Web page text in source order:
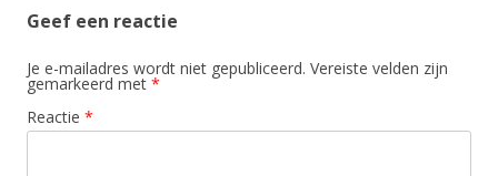
Geef een reactie
Je e-mailadres wordt niet gepubliceerd. Vereiste velden zijn
gemarkeerd met *
Reactie *